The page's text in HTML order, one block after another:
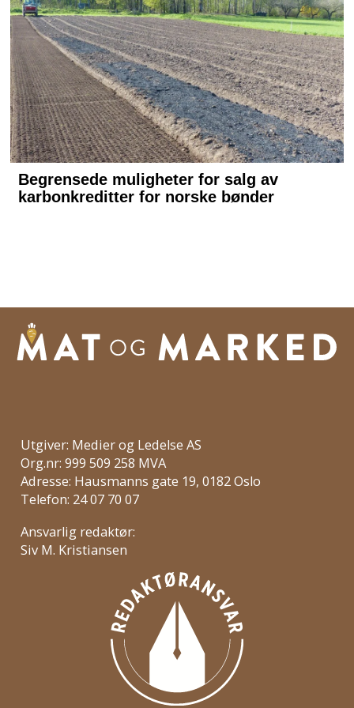
norsk matproduksjon gjennom
landbrukets internkontrollsystem,
KSL. 2: Utvikling og
profesjonalisering av
lokalmatprodusenter. 3:
Markedsføring av våre
merkeordninger og
kommunikasjon til forbruker.
Kilde: matmerk.no
Utgiver: Medier og Ledelse AS
Org.nr: 999 509 258 MVA
Adresse: Hausmanns gate 19, 0182 Oslo
Telefon: 24 07 70 07
Ansvarlig redaktør:
Siv M. Kristiansen